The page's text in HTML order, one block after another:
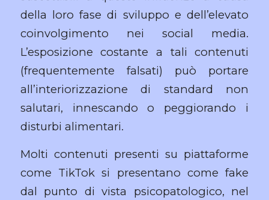
della loro fase di sviluppo e dell’elevato
coinvolgimento nei social media.
L’esposizione costante a tali contenuti
(frequentemente falsati) può portare
all’interiorizzazione di standard non
salutari, innescando o peggiorando i
disturbi alimentari.
Molti contenuti presenti su piattaforme
come TikTok si presentano come fake
dal punto di vista psicopatologico, nel